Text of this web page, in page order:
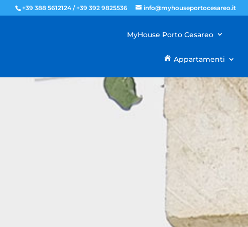
+39 388 5612124 / +39 392 9825536 info@myhouseportocesareo.it
MyHouse Porto Cesareo
Appartamenti